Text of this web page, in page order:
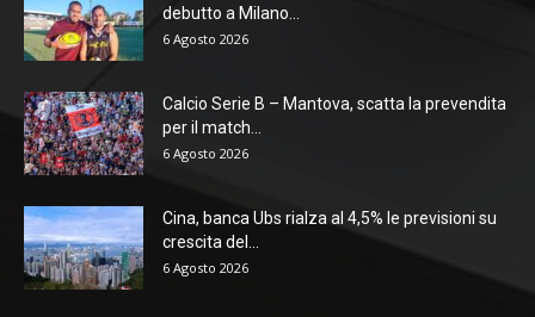
debutto a Milano...
6 Agosto 2026
Calcio Serie B – Mantova, scatta la prevendita
per il match...
6 Agosto 2026
Cina, banca Ubs rialza al 4,5% le previsioni su
crescita del...
6 Agosto 2026